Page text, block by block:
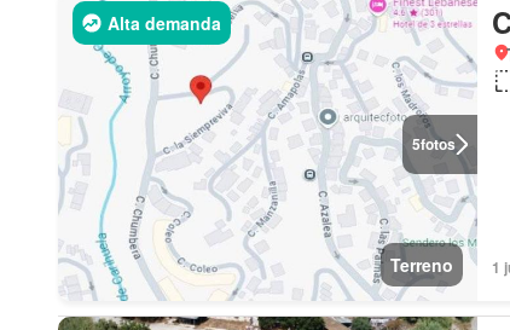
5fotos
Alta demanda
Terreno 1